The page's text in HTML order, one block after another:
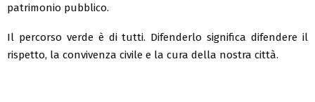
patrimonio pubblico.
Il percorso verde è di tutti. Difenderlo significa difendere il
rispetto, la convivenza civile e la cura della nostra città.